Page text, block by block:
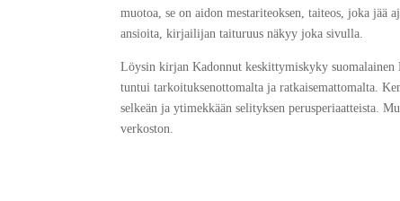
muotoa, se on aidon mestariteoksen, taiteos, joka
ansioita, kirjailijan taituruus näkyy joka sivulla.
Löysin kirjan Ka­don­nut kes­kit­ty­mis­kyky
tuntui tarkoituksenottomalta ja ratkaisemattomalta.
selkeän ja ytimekkään selityksen perusperiaatteista.
verkoston.